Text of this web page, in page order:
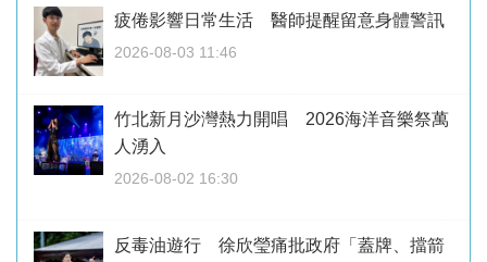
疲倦影響日常生活 醫師提醒留意身體警訊
2026-08-03 11:46
竹北新月沙灣熱力開唱 2026海洋音樂祭萬
人湧入
2026-08-02 16:30
反毒油遊行 徐欣瑩痛批政府「蓋牌、擋箭